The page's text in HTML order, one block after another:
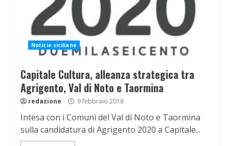
Notizie siciliane
Capitale Cultura, alleanza strategica tra
Agrigento, Val di Noto e Taormina
redazione 9 febbraio 2018
Intesa con i Comuni del Val di Noto e Taormina
sulla candidatura di Agrigento 2020 a Capitale...